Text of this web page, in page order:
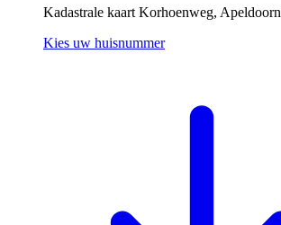
Kadastrale kaart Korhoenweg, Apeldoorn
Kies uw huisnummer